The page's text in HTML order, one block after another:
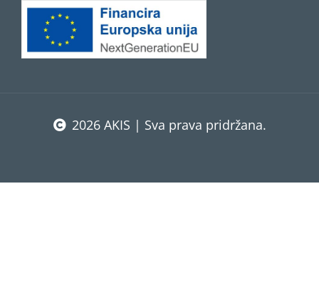
2026 AKIS | Sva prava pridržana.